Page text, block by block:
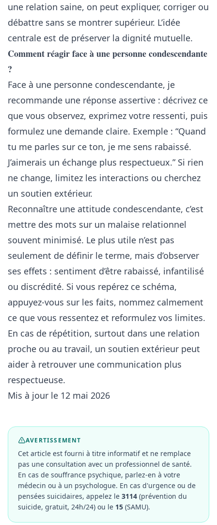
une relation saine, on peut expliquer, corriger ou
débattre sans se montrer supérieur. L’idée
centrale est de préserver la dignité mutuelle.
Comment réagir face à une personne condescendante
?
Face à une personne condescendante, je
recommande une réponse assertive : décrivez ce
que vous observez, exprimez votre ressenti, puis
formulez une demande claire. Exemple : “Quand
tu me parles sur ce ton, je me sens rabaissé.
J’aimerais un échange plus respectueux.” Si rien
ne change, limitez les interactions ou cherchez
un soutien extérieur.
Reconnaître une attitude condescendante, c’est
mettre des mots sur un malaise relationnel
souvent minimisé. Le plus utile n’est pas
seulement de définir le terme, mais d’observer
ses effets : sentiment d’être rabaissé, infantilisé
ou discrédité. Si vous repérez ce schéma,
appuyez-vous sur les faits, nommez calmement
ce que vous ressentez et reformulez vos limites.
En cas de répétition, surtout dans une relation
proche ou au travail, un soutien extérieur peut
aider à retrouver une communication plus
respectueuse.
Mis à jour le 12 mai 2026
AVERTISSEMENT
Cet article est fourni à titre informatif et ne remplace
pas une consultation avec un professionnel de santé.
En cas de souffrance psychique, parlez-en à votre
médecin ou à un psychologue. En cas d'urgence ou de
pensées suicidaires, appelez le 3114 (prévention du
suicide, gratuit, 24h/24) ou le 15 (SAMU).